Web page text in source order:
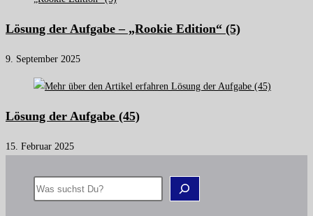
Lösung der Aufgabe – „Rookie Edition“ (5)
9. September 2025
Lösung der Aufgabe (45)
15. Februar 2025